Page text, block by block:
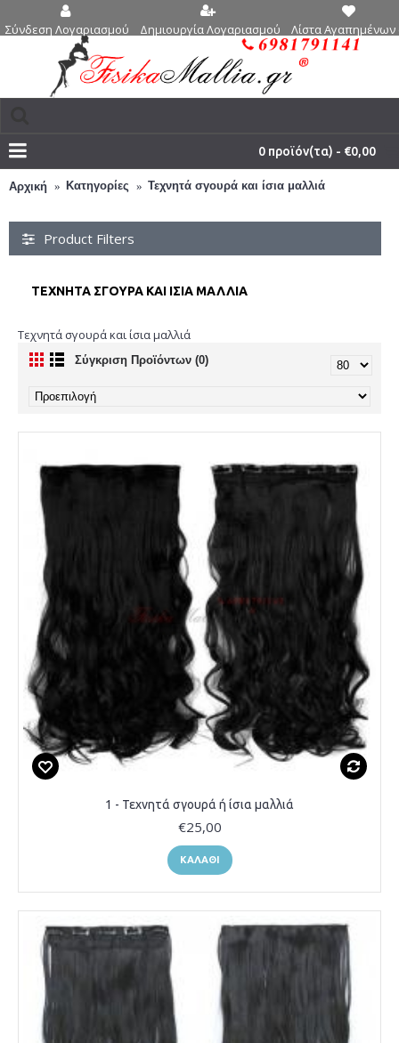
Σύνδεση Λογαριασμού Δημιουργία Λογαριασμού Λίστα Αγαπημένων
0 προϊόν(τα) - €0,00
Αρχική Κατηγορίες Τεχνητά σγουρά και ίσια μαλλιά
Product Filters
ΤΕΧΝΗΤΆ ΣΓΟΥΡΆ ΚΑΙ ΊΣΙΑ ΜΑΛΛΙΆ
Τεχνητά σγουρά και ίσια μαλλιά
Σύγκριση Προϊόντων (0)
1 - Τεχνητά σγουρά ή ίσια μαλλιά
€25,00
ΚΑΛΆΘΙ